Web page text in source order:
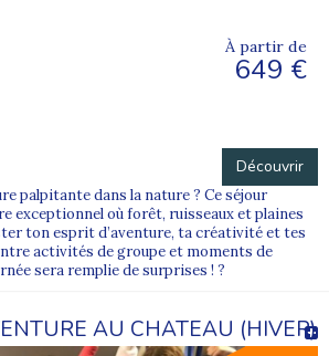
À partir de
649 €
Découvrir
palpitante dans la nature ? Ce séjour
exceptionnel où forêt, ruisseaux et plaines
ton esprit d’aventure, ta créativité et tes
activités de groupe et moments de
sera remplie de surprises ! ?
AU CHATEAU (HIVER)